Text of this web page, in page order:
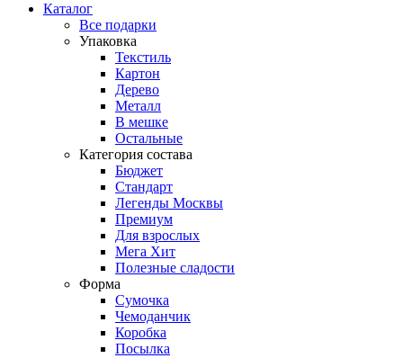
Каталог
Все подарки
Упаковка
Текстиль
Картон
Дерево
Металл
В мешке
Остальные
Категория состава
Бюджет
Стандарт
Легенды Москвы
Премиум
Для взрослых
Мега Хит
Полезные сладости
Форма
Сумочка
Чемоданчик
Коробка
Посылка